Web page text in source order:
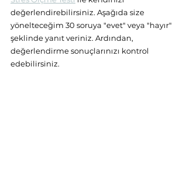
değerlendirebilirsiniz. Aşağıda size
yönelteceğim 30 soruya "evet" veya "hayır"
şeklinde yanıt veriniz. Ardından,
değerlendirme sonuçlarınızı kontrol
edebilirsiniz.